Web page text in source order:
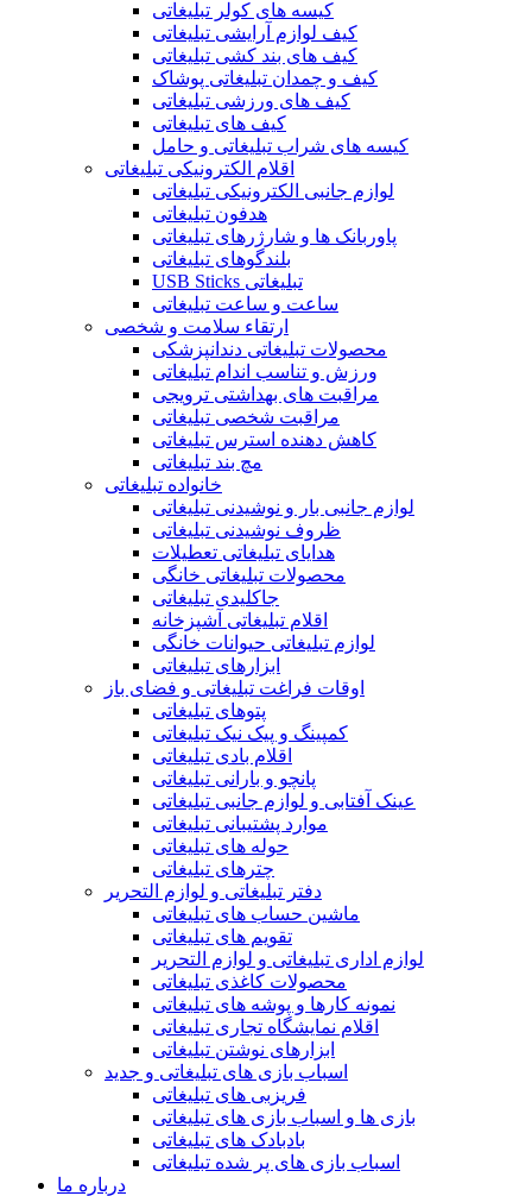
کیسه های کولر تبلیغاتی
کیف لوازم آرایشی تبلیغاتی
کیف های بند کشی تبلیغاتی
کیف و چمدان تبلیغاتی پوشاک
کیف های ورزشی تبلیغاتی
کیف های تبلیغاتی
کیسه های شراب تبلیغاتی و حامل
اقلام الکترونیکی تبلیغاتی
لوازم جانبی الکترونیکی تبلیغاتی
هدفون تبلیغاتی
پاوربانک ها و شارژرهای تبلیغاتی
بلندگوهای تبلیغاتی
USB Sticks تبلیغاتی
ساعت و ساعت تبلیغاتی
ارتقاء سلامت و شخصی
محصولات تبلیغاتی دندانپزشکی
ورزش و تناسب اندام تبلیغاتی
مراقبت های بهداشتی ترویجی
مراقبت شخصی تبلیغاتی
کاهش دهنده استرس تبلیغاتی
مچ بند تبلیغاتی
خانواده تبلیغاتی
لوازم جانبی بار و نوشیدنی تبلیغاتی
ظروف نوشیدنی تبلیغاتی
هدایای تبلیغاتی تعطیلات
محصولات تبلیغاتی خانگی
جاکلیدی تبلیغاتی
اقلام تبلیغاتی آشپزخانه
لوازم تبلیغاتی حیوانات خانگی
ابزارهای تبلیغاتی
اوقات فراغت تبلیغاتی و فضای باز
پتوهای تبلیغاتی
کمپینگ و پیک نیک تبلیغاتی
اقلام بادی تبلیغاتی
پانچو و بارانی تبلیغاتی
عینک آفتابی و لوازم جانبی تبلیغاتی
موارد پشتیبانی تبلیغاتی
حوله های تبلیغاتی
چترهای تبلیغاتی
دفتر تبلیغاتی و لوازم التحریر
ماشین حساب های تبلیغاتی
تقویم های تبلیغاتی
لوازم اداری تبلیغاتی و لوازم التحریر
محصولات کاغذی تبلیغاتی
نمونه کارها و پوشه های تبلیغاتی
اقلام نمایشگاه تجاری تبلیغاتی
ابزارهای نوشتن تبلیغاتی
اسباب بازی های تبلیغاتی و جدید
فریزبی های تبلیغاتی
بازی ها و اسباب بازی های تبلیغاتی
بادبادک های تبلیغاتی
اسباب بازی های پر شده تبلیغاتی
درباره ما